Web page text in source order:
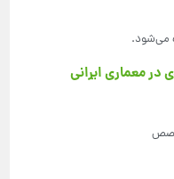
می‌شود.
در معماری ایرانی